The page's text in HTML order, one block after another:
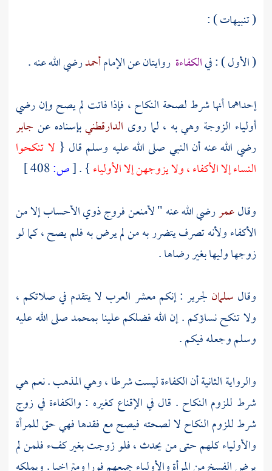
( تنبيهات ) :
( الأول ) : فيالكفاءة روايتان عن الإمامأحمدرضي الله عنه .
إحداهما أنها شرط لصحة النكاح ، فإذا فاتت لم يصح وإن رضي
أولياء الزوجة وهي به ، لما روى الدارقطنيبإسناده عن جابر
رضي الله عنه أن النبي صلى الله عليه وسلم قال { لا تنكحوا
النساء إلا الأكفاء ، ولا يزوجهن إلا الأولياء} .
[ص:
وقالعمررضي الله عنه " لأمنعن فروج ذوي الأحساب إلا من
الأكفاء ولأنه تصرف يتضرر به من لم يرض به فلم يصح ، كما لو
زوجها وليها بغير رضاها .
وقال سلمان لجرير : إنكم معشر العرب لا يتقدم في صلاتكم ،
ولا تنكح نساؤكم . إن الله فضلكم علينابمحمدصلى الله عليه
وسلم وجعله فيكم .
والرواية الثانية أن الكفاءة ليست شرطا ، وهي المذهب . نعم هي
شرط للزوم النكاح . قال في الإقناع كغيره : والكفاءة في زوج
شرط للزوم النكاح لا لصحته فيصح مع فقدها فهي حق للمرأة
والأولياء كلهم حتى من يحدث ، فلو زوجت بغير كفء فلمن لم